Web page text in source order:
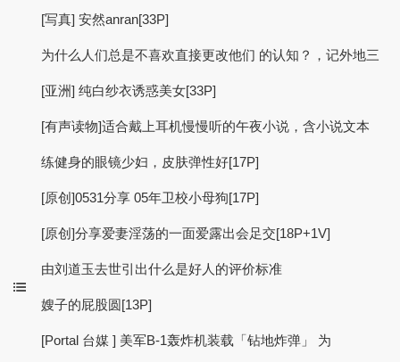
[写真] 安然anran[33P]
为什么人们总是不喜欢直接更改他们 的认知？，记外地三
[亚洲] 纯白纱衣诱惑美女[33P]
[有声读物]适合戴上耳机慢慢听的午夜小说，含小说文本
练健身的眼镜少妇，皮肤弹性好[17P]
[原创]0531分享 05年卫校小母狗[17P]
[原创]分享爱妻淫荡的一面爱露出会足交[18P+1V]
由刘道玉去世引出什么是好人的评价标准
嫂子的屁股圆[13P]
[Portal 台媒 ] 美军B-1轰炸机装载「钻地炸弹」 为